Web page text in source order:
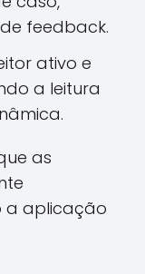
feedback.
ativo e
a leitura
as
a aplicação